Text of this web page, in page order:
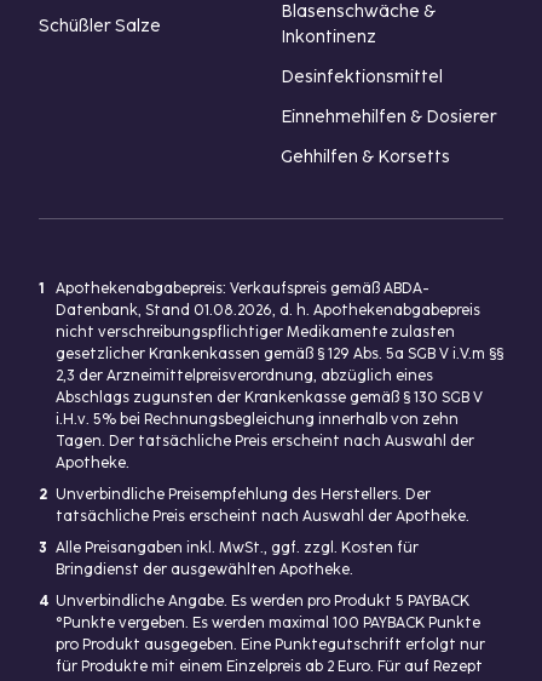
Schüßler Salze
Blasenschwäche &
Inkontinenz
Desinfektionsmittel
Einnehmehilfen & Dosierer
Gehhilfen & Korsetts
1
Apothekenabgabepreis: Verkaufspreis gemäß ABDA-
Datenbank, Stand 01.08.2026, d. h. Apothekenabgabepreis
nicht verschreibungspflichtiger Medikamente zulasten
gesetzlicher Krankenkassen gemäß § 129 Abs. 5a SGB V i.V.m §§
2,3 der Arzneimittelpreisverordnung, abzüglich eines
Abschlags zugunsten der Krankenkasse gemäß § 130 SGB V
i.H.v. 5% bei Rechnungsbegleichung innerhalb von zehn
Tagen. Der tatsächliche Preis erscheint nach Auswahl der
Apotheke.
2 Unverbindliche Preisempfehlung des Herstellers. Der
tatsächliche Preis erscheint nach Auswahl der Apotheke.
3 Alle Preisangaben inkl. MwSt., ggf. zzgl. Kosten für
Bringdienst der ausgewählten Apotheke.
4 Unverbindliche Angabe. Es werden pro Produkt 5 PAYBACK
°Punkte vergeben. Es werden maximal 100 PAYBACK Punkte
pro Produkt ausgegeben. Eine Punktegutschrift erfolgt nur
für Produkte mit einem Einzelpreis ab 2 Euro. Für auf Rezept